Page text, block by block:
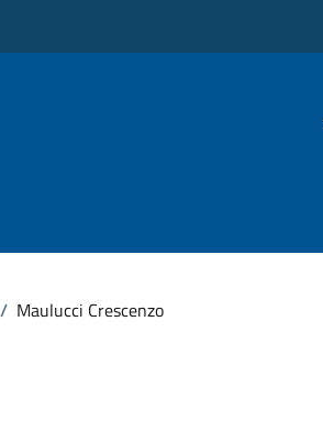
/ Maulucci Crescenzo